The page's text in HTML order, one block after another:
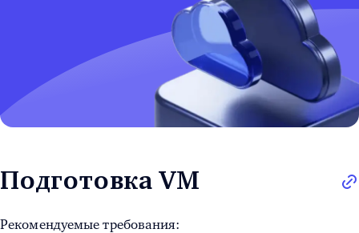
Подготовка VM
Рекомендуемые требования: